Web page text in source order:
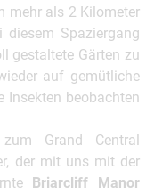
mehr als 2 Kilometer
diesem Spaziergang
gestaltete Gärten zu
auf gemütliche
Insekten beobachten
Grand Central
der mit uns mit der
Briarcliff Manor